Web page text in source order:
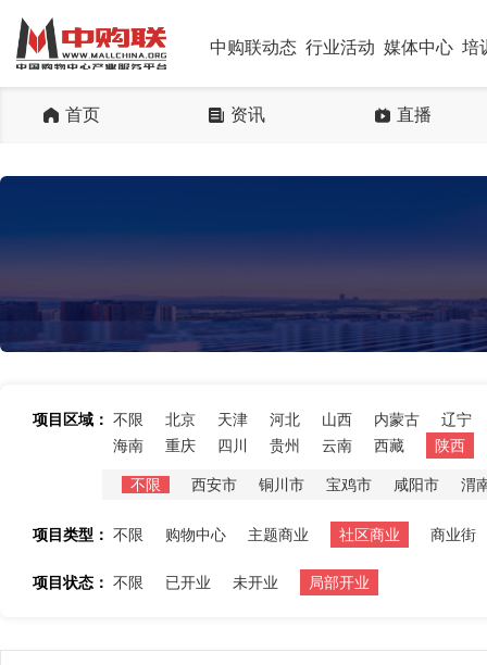
中购联动态 行业活动 媒体中心 培
首页 资讯 直播
项目区域： 不限 北京 天津 河北 山西 内蒙古
辽宁
海南
重庆 四川 贵州 云南 西藏 陕西
不限 西安市 铜川市 宝鸡市 咸阳市 渭
项目类型： 不限 购物中心 主题商业 社区商业 商业街
项目状态： 不限 已开业 未开业 局部开业